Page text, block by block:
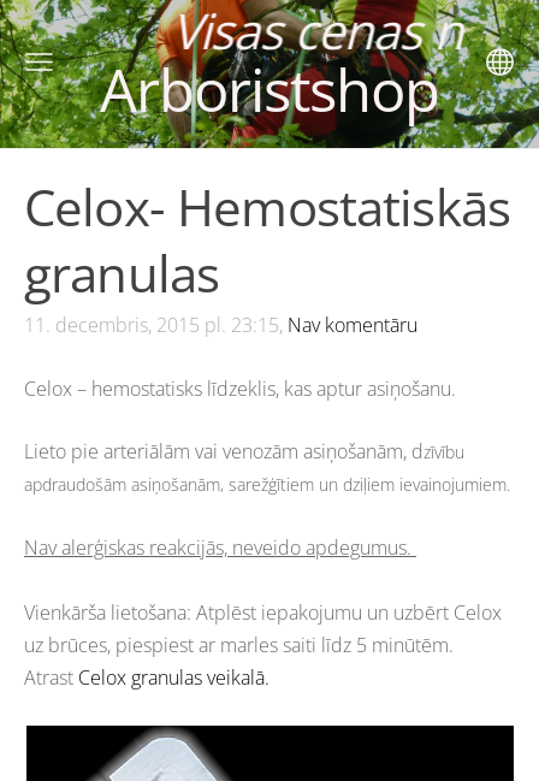
norādītas
Arboristshop
Celox- Hemostatiskās
granulas
11. decembris, 2015 pl. 23:15, Nav komentāru
Celox – hemostatisks līdzeklis, kas aptur asiņošanu.
Lieto pie arteriālām vai venozām asiņošanām, dzīvību
apdraudošām asiņošanām, sarežģītiem un dziļiem ievainojumiem.
Nav alerģiskas reakcijās, neveido apdegumus.
Vienkārša lietošana: Atplēst iepakojumu un uzbērt Celox
uz brūces, piespiest ar marles saiti līdz 5 minūtēm.
Atrast Celox granulas veikalā.